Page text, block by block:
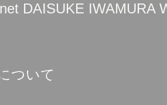
DAISUKE IWAMURA
ついて